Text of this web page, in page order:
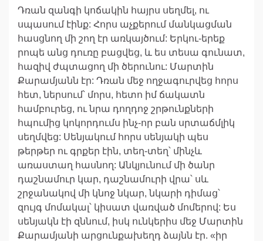
Դռան զանգի կոճակին հայրս սեղմել, ու
սպասում էինք: Հորս աչքերում մանկացման
հասցնող մի շող էր առկայծում: Երկու-երեք
րոպե անց դուռը բացվեց, և ես տեսա գունատ,
հազիվ ժպտացող մի ծերունու: Մարտին
Քարամյանն էր: Դռան մեջ ողջագուրվեց հորս
հետ, ներսում՝ մորս, հետո իմ ճակատն
համբուրեց, ու նրա դողդոջ շրթունքների
հպումից կոկորդումս ինչ-որ բան սրտաճմլիկ
սեղմվեց: Սենյակում հորս սենյակի պես
թերթեր ու գրքեր էին, տեղ-տեղ՝ մինչև
առաստաղ հասնող: Անկյունում մի ծանր
դաշնամուր կար, դաշնամուրի վրա՝ սև
շրջանակով մի կնոջ նկար, նկարի դիմաց՝
զույգ մոմակալ՝ կիսատ վառված մոմերով: Ես
սենյակն էի զննում, իսկ ունկերիս մեջ Մարտին
Քարամյանի արցունքախեղդ ձայնն էր. «իր